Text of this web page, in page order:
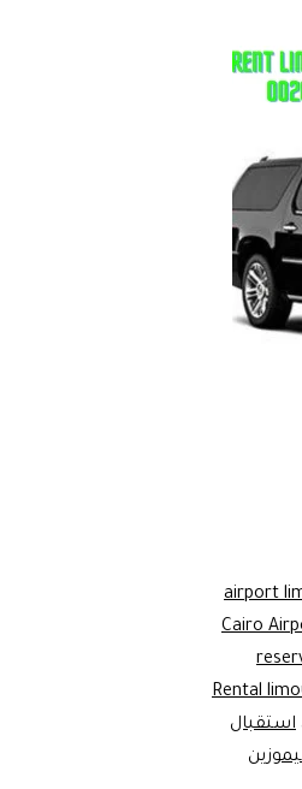
airport
Cairo
Rental
استقبال